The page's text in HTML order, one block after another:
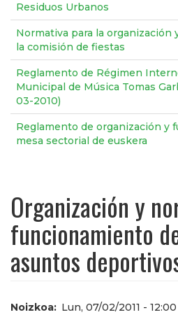
Residuos Urbanos
Normativa para la
la comisión de fiestas
Reglamento de Régimen
Municipal de Música Tomas
03-2010)
Reglamento de organización y
mesa sectorial de euskera
Organización y
funcionamiento
asuntos
Noizkoa Lun, 07/02/2011 - 12:00